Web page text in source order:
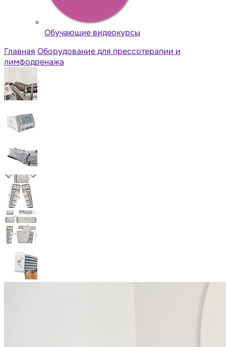
Обучающие видеокурсы
Главная Оборудование для прессотерапии и
лимфодренажа